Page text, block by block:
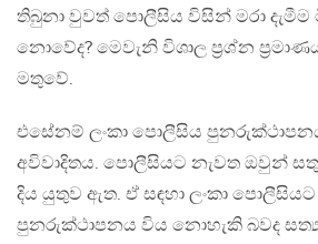
තිබුනා වුවත් පොලීසිය විසින් මරා
නොවේද? මෙවැනි විශාල ප්‍රශ්න
මතුවේ.
එසේනම් ලංකා පොලීසිය
අවිවාදිතය. පොලීසියට නැවත ඔවුන් සතු
දිය යුතුව ඇත. ඒ සඳහා ලංකා
පුනරුක්ථාපනය විය නොහැකි බවද